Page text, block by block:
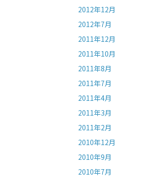
2012年12月
2012年7月
2011年12月
2011年10月
2011年8月
2011年7月
2011年4月
2011年3月
2011年2月
2010年12月
2010年9月
2010年7月